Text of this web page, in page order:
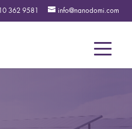
362 9581 info@nanodomi.com